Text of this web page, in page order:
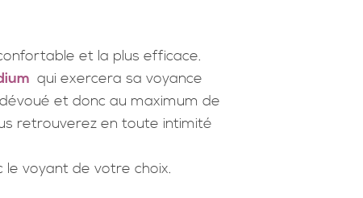
et la plus efficace.
qui exercera sa voyance
et donc au maximum de
retrouverez en toute intimité
le voyant de votre choix.